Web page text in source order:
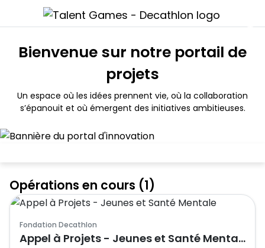
Bienvenue sur notre portail de
projets
Un espace où les idées prennent vie, où la collaboration
s’épanouit et où émergent des initiatives ambitieuses.
Opérations en cours (1)
Fondation Decathlon
Appel à Projets - Jeunes et Santé Mentale